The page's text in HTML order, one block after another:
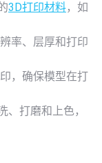
3D打印材料，如
率、层厚和打印
，确保模型在打
、打磨和上色，